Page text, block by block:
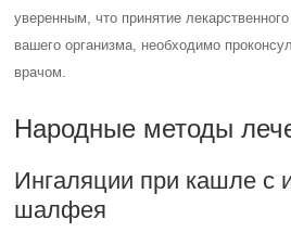
уверенным, что принятие
вашего организма, необходимо
врачом.
Народные методы
Ингаляции при кашле с
шалфея